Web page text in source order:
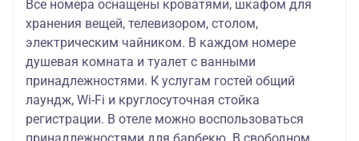
Все номера оснащены кроватями, шкафом для
хранения вещей, телевизором, столом,
электрическим чайником. В каждом номере
душевая комната и туалет с ванными
принадлежностями. К услугам гостей общий
лаундж, Wi-Fi и круглосуточная стойка
регистрации. В отеле можно воспользоваться